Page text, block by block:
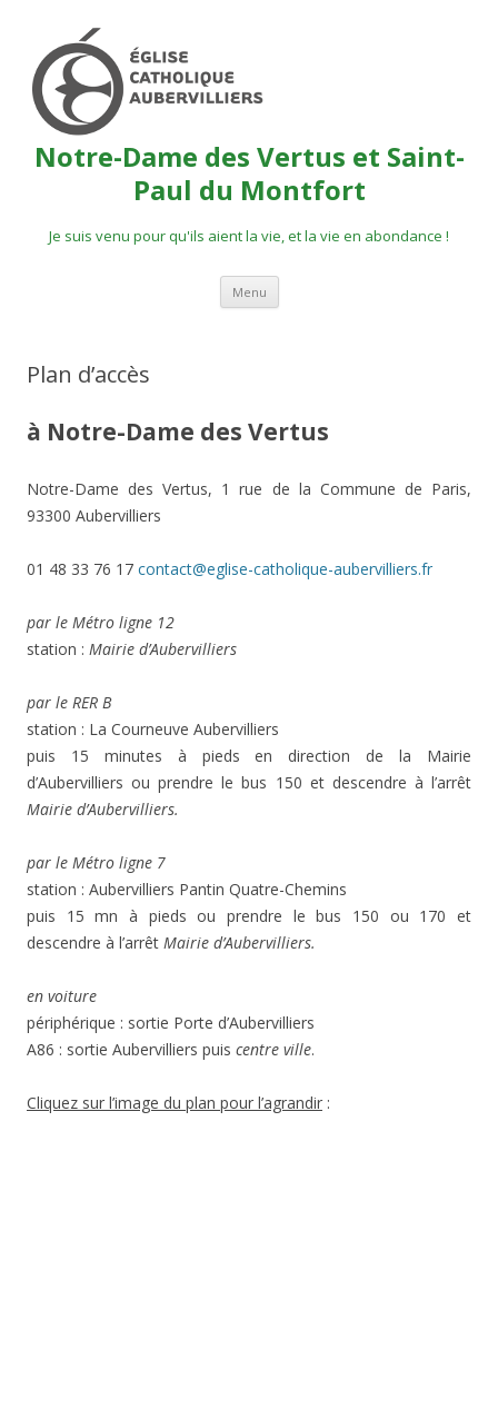
Notre-Dame des Vertus et Saint-
Paul du Montfort
Je suis venu pour qu'ils aient la vie, et la vie en abondance !
Menu Aller
contenu
Plan d’accès
à Notre-Dame des Vertus
Notre-Dame des Vertus, 1 rue de la Commune de Paris,
93300 Aubervilliers
01 48 33 76 17 contact@eglise-catholique-aubervilliers.fr
par le Métro ligne 12
station : Mairie d’Aubervilliers
par le RER B
station : La Courneuve Aubervilliers
puis 15 minutes à pieds en direction de la Mairie
d’Aubervilliers ou prendre le bus 150 et descendre à l’arrêt
Mairie d’Aubervilliers.
par le Métro ligne 7
station : Aubervilliers Pantin Quatre-Chemins
puis 15 mn à pieds ou prendre le bus 150 ou 170 et
descendre à l’arrêt Mairie d’Aubervilliers.
en voiture
périphérique : sortie Porte d’Aubervilliers
A86 : sortie Aubervilliers puis centre ville.
Cliquez sur l’image du plan pour l’agrandir :